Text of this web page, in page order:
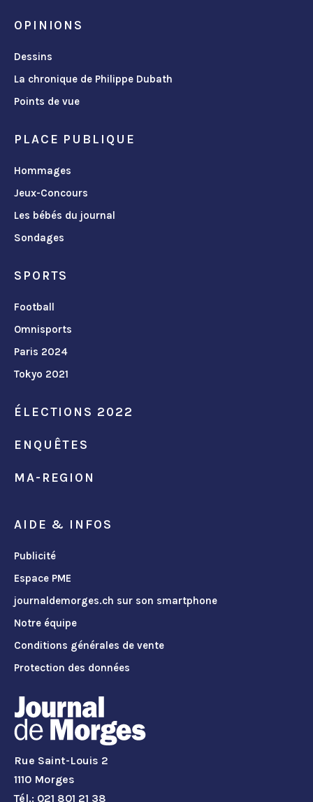
OPINIONS
Dessins
La chronique de Philippe Dubath
Points de vue
PLACE PUBLIQUE
Hommages
Jeux-Concours
Les bébés du journal
Sondages
SPORTS
Football
Omnisports
Paris 2024
Tokyo 2021
ÉLECTIONS 2022
ENQUÊTES
MA-REGION
AIDE & INFOS
Publicité
Espace PME
journaldemorges.ch sur son smartphone
Notre équipe
Conditions générales de vente
Protection des données
Rue Saint-Louis 2
1110 Morges
Tél.: 021 801 21 38